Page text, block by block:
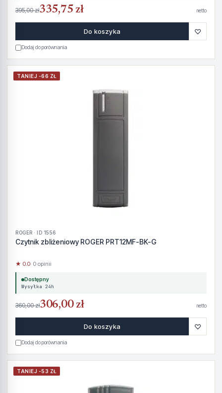
395,00 zł335,75 zł netto
Do koszyka ♡
Dodaj do porównania
TANIEJ -66 ZŁ
ROGER · ID 1556
Czytnik zbliżeniowy ROGER PRT12MF-BK-G
★ 0.0· 0 opinii
Dostępny
Wysyłka 24h
360,00 zł306,00 zł netto
Do koszyka ♡
Dodaj do porównania
TANIEJ -53 ZŁ